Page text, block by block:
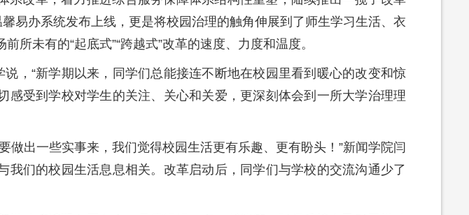
易办系统发布上线，更是将校园治理的触角伸展到了师生学习生活、衣
所未有的“起底式”“跨越式”改革的速度、力度和温度。
说，“新学期以来，同学们总能接连不断地在校园里看到暖心的改变和惊
感受到学校对学生的关注、关心和关爱，更深刻体会到一所大学治理理
做出一些实事来，我们觉得校园生活更有乐趣、更有盼头！”新闻学院闫
我们的校园生活息息相关。改革启动后，同学们与学校的交流沟通少了